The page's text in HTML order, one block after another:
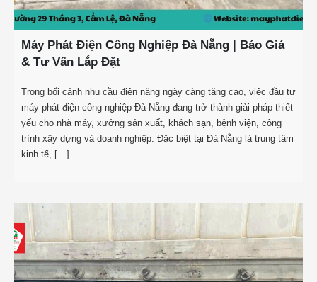
Máy Phát Điện Công Nghiệp Đà Nẵng | Báo Giá
& Tư Vấn Lắp Đặt
Trong bối cảnh nhu cầu điện năng ngày càng tăng cao, việc đầu tư
máy phát điện công nghiệp Đà Nẵng đang trở thành giải pháp thiết
yếu cho nhà máy, xưởng sản xuất, khách sạn, bệnh viện, công
trình xây dựng và doanh nghiệp. Đặc biệt tại Đà Nẵng là trung tâm
kinh tế, […]